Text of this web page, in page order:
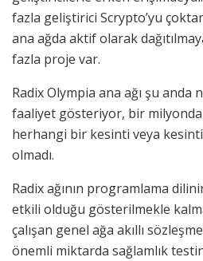
fazla geliştirici Scrypto’yu
ana ağda aktif olarak
fazla proje var.
Radix Olympia ana ağı şu anda
faaliyet gösteriyor, bir
herhangi bir kesinti veya
olmadı.
Radix ağının programlama
etkili olduğu gösterilmekle
çalışan genel ağa akıllı
önemli miktarda sağlamlık